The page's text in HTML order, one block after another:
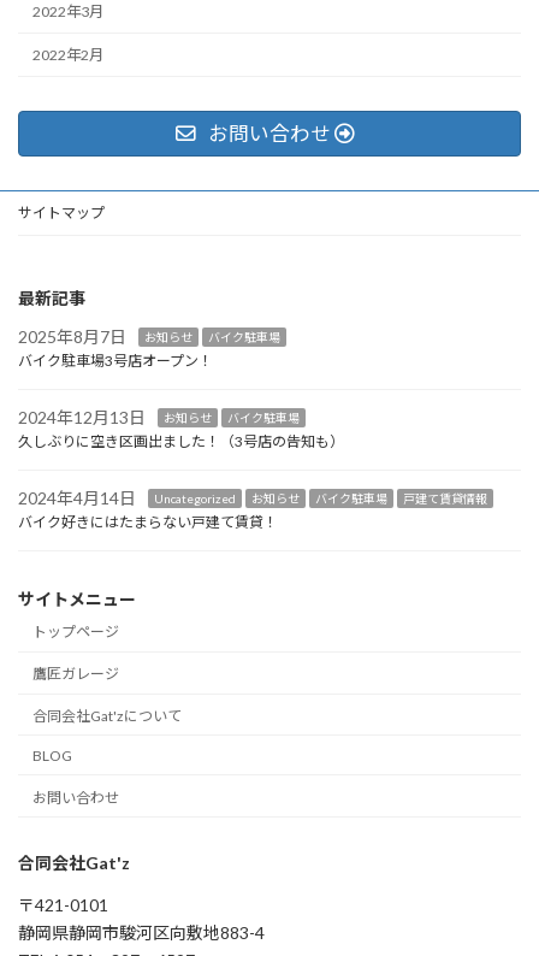
2022年3月
2022年2月
お問い合わせ
サイトマップ
最新記事
2025年8月7日
お知らせ バイク駐車場
バイク駐車場3号店オープン！
2024年12月13日 お知らせ バイク駐車場
久しぶりに空き区画出ました！（3号店の告知も）
2024年4月14日 Uncategorized お知らせ バイク駐車場 戸建て賃貸情報
バイク好きにはたまらない戸建て賃貸！
サイトメニュー
トップページ
鷹匠ガレージ
合同会社Gat'zについて
BLOG
お問い合わせ
合同会社Gat'z
〒421-0101
静岡県静岡市駿河区向敷地883-4